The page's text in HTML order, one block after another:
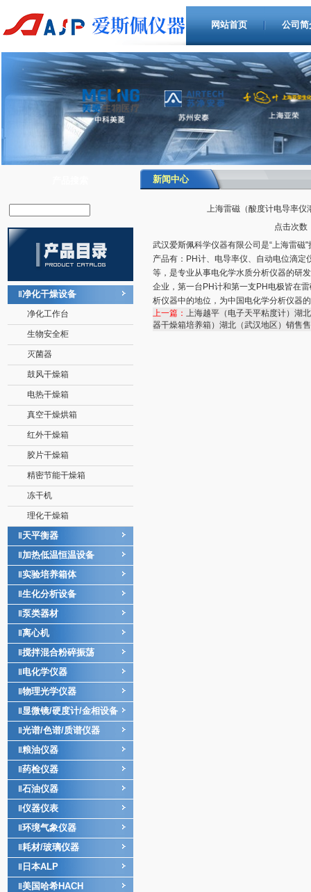
网站首页 公司简
净化干燥设备
净化工作台
生物安全柜
灭菌器
鼓风干燥箱
电热干燥箱
真空干燥烘箱
红外干燥箱
胶片干燥箱
精密节能干燥箱
冻干机
理化干燥箱
天平衡器
加热低温恒温设备
实验培养箱体
生化分析设备
泵类器材
离心机
搅拌混合粉碎振荡
电化学仪器
物理光学仪器
显微镜/硬度计/金相设备
光谱/色谱/质谱仪器
粮油仪器
药检仪器
石油仪器
仪器仪表
环境气象仪器
耗材/玻璃仪器
日本ALP
美国哈希HACH
新闻中心
上海雷磁（酸度计电导率仪
点击次数
武汉爱斯佩科学仪器有限公司是“上海雷
产品有：PH计、电导率仪、自动电位滴
等，是专业从事电化学水质分析仪器的研
企业，第一台PH计和第一支PH电极皆在
析仪器中的地位，为中国电化学分析仪器
上一篇： 上海越平（电子天平粘度计）湖
器干燥箱培养箱）湖北（武汉地区）销售